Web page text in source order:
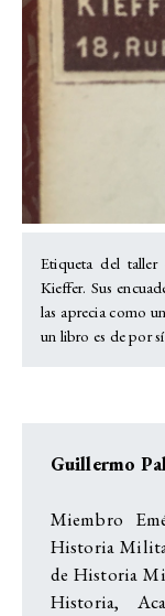
Etiqueta del taller
Kieffer. Sus
las aprecia como
un libro es de por
Guillermo
Miembro
Historia
de Historia
Historia,